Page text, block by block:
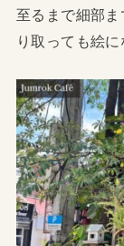
至るまで細部
り取っても絵